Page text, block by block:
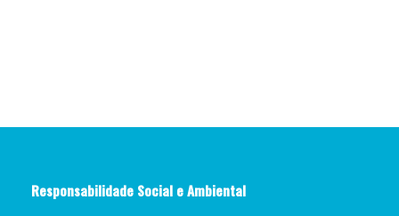
Responsabilidade Social e Ambiental